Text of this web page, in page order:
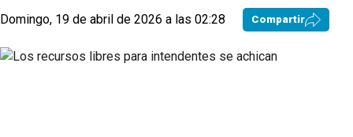
Domingo, 19 de abril de 2026 a las 02:28 Compartir